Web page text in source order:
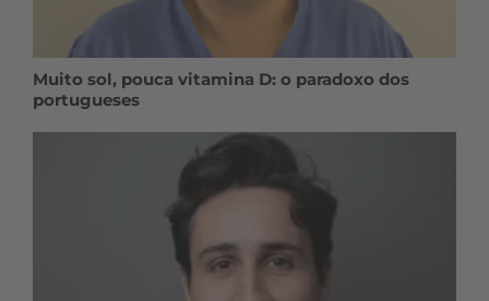
Muito sol, pouca vitamina D: o paradoxo dos
portugueses